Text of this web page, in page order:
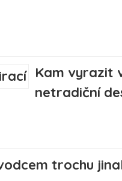
Kam vyrazit
netradiční
trochu